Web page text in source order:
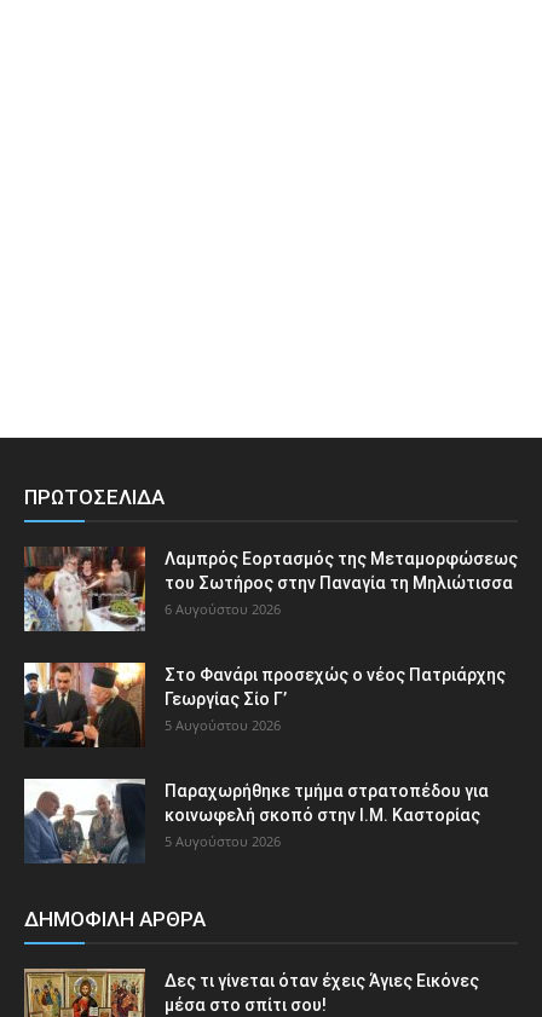
ΠΡΩΤΟΣΕΛΙΔΑ
Λαμπρός Εορτασμός της Μεταμορφώσεως
του Σωτήρος στην Παναγία τη Μηλιώτισσα
6 Αυγούστου 2026
Στο Φανάρι προσεχώς ο νέος Πατριάρχης
Γεωργίας Σίο Γ’
5 Αυγούστου 2026
Παραχωρήθηκε τμήμα στρατοπέδου για
κοινωφελή σκοπό στην Ι.Μ. Καστορίας
5 Αυγούστου 2026
ΔΗΜΟΦΙΛΗ ΑΡΘΡΑ
Δες τι γίνεται όταν έχεις Άγιες Εικόνες
μέσα στο σπίτι σου!